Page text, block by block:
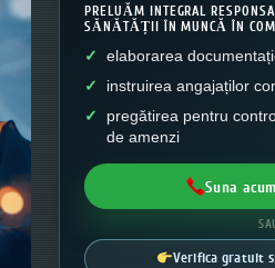
PRELUĂM INTEGRAL
SĂNĂTĂȚII ÎN MUNCĂ ÎN
elaborarea
instruirea angajaților
pregătirea pentru
de amenzi
Suna
Verifica gratuit